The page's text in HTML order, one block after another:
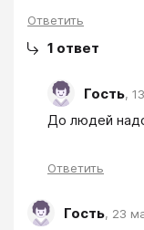
Ответить
1 ответ
Гость,
До людей
Ответить
Гость, 23